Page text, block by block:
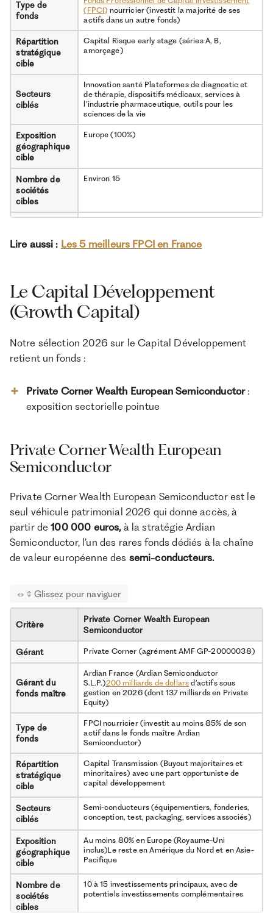
Type de
fonds
(FPCI) nourricier (investit la majorité de ses
actifs dans un autre fonds)
Répartition
stratégique
cible
Capital Risque early stage (séries A, B,
amorçage)
Secteurs
ciblés
Innovation santé Plateformes de diagnostic et
de thérapie, dispositifs médicaux, services à
l’industrie pharmaceutique, outils pour les
sciences de la vie
Exposition
géographique
cible
Europe (100%)
Nombre de
sociétés
cibles
Environ 15
cible
garantis)
Délai de
souscription
30/09/2026
Liquidité
Aucune sortie anticipée avant la clôture de la
liquidation
Frais d’entrée
n’en facturent pas)
Frais de
1,33% (au niveau du fonds nourricier)
Commission
de
performance
Aucune au niveau du nourricierCarried interest
du fonds maître Mérieux Innovation 2 non
communiqué publiquement
Avantage
fiscal
values (sous conditions)Éligible au régime 150-0
B ter (apport-cession) Non éligible au PEA, à
l’assurance-vie française ni au PER
Code ISIN FR001400TV22 (Parts A2)
Indicateur de
6 sur 7
Classification
Article 8
Avantages
Spécialisation 100% santé européenne, avec
sourcing scientifique adossé à l’institut
MérieuxFonds maître
2024 (qualité gérant validée
institutionnellement) Premier closing déjà
bouclé, phase d’investissement engagée
(premier deal Deepull en avril 2025)
Inconvénients
Concentration sectorielle 100% santé, cibles
exposées aux risques réglementaires et aux
accords de financements publics Frais cumulés :
1,33% au feeder (part A2) + 1,9% au fonds
maître Diversification assez limitée : environ 15
sociétés
Lire aussi : Les 5 meilleurs FPCI en France
Le Capital Développement
(Growth Capital)
Notre sélection 2026 sur le Capital Développement
retient un fonds :
Private Corner Wealth European Semiconductor:
exposition sectorielle pointue
Private Corner Wealth European
Semiconductor
Private Corner Wealth European Semiconductor est le
seul véhicule patrimonial 2026 qui donne accès, à
partir de100 000 euros, à la stratégie Ardian
Semiconductor, l’un des rares fonds dédiés à la chaîne
de valeur européenne des semi-conducteurs.
Critère
Private Corner Wealth European
Semiconductor
Gérant Private Corner (agrément AMF GP-20000038)
Gérant du
fonds maître
Ardian France (Ardian Semiconductor
S.L.P.)200 milliards de dollars d’actifs sous
gestion en 2026 (dont 137 milliards en Private
Equity)
Type de
fonds
FPCI nourricier (investit au moins 85% de son
actif dans le fonds maître Ardian
Semiconductor)
Répartition
stratégique
cible
Capital Transmission (Buyout majoritaires et
minoritaires) avec une part opportuniste de
capital développement
Secteurs
ciblés
Semi-conducteurs (équipementiers, fonderies,
conception, test, packaging, services associés)
Exposition
géographique
cible
Au moins 80% en Europe (Royaume-Uni
inclus)Le reste en Amérique du Nord et en Asie-
Pacifique
Nombre de
sociétés
cibles
10 à 15 investissements principaux, avec de
potentiels investissements complémentaires